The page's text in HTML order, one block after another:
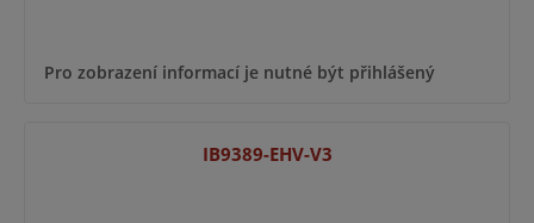
Pro zobrazení informací je nutné být přihlášený
IB9389-EHV-V3